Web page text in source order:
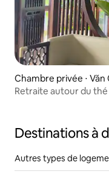
Chambre privée ⋅ Văn
Retraite autour du thé
Destinations à
Autres types de